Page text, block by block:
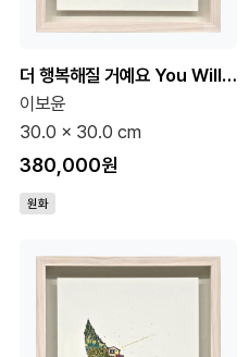
더 행복해질 거예요 You Will Be Happier 6호 (원화)
이보윤
30.0 x 30.0 cm
380,000원
원화